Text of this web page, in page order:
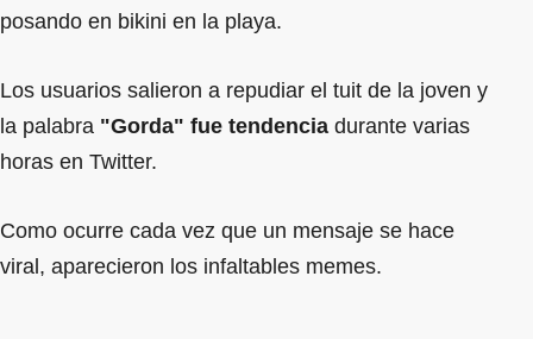
posando en bikini en la playa.
Los usuarios salieron a repudiar el tuit de la joven y
la palabra "Gorda" fue tendencia durante varias
horas en Twitter.
Como ocurre cada vez que un mensaje se hace
viral, aparecieron los infaltables memes.